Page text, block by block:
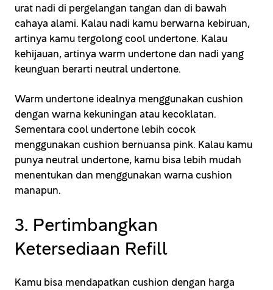
urat nadi di pergelangan tangan dan di bawah
cahaya alami. Kalau nadi kamu berwarna kebiruan,
artinya kamu tergolong cool undertone. Kalau
kehijauan, artinya warm undertone dan nadi yang
keunguan berarti neutral undertone.
Warm undertone idealnya menggunakan cushion
dengan warna kekuningan atau kecoklatan.
Sementara cool undertone lebih cocok
menggunakan cushion bernuansa pink. Kalau kamu
punya neutral undertone, kamu bisa lebih mudah
menentukan dan menggunakan warna cushion
manapun.
3. Pertimbangkan
Ketersediaan Refill
Kamu bisa mendapatkan cushion dengan harga